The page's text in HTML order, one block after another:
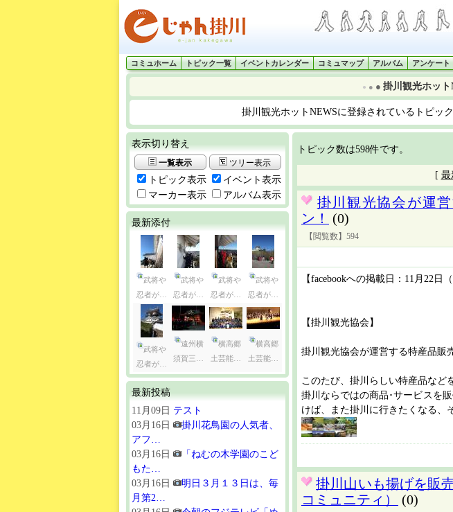
コミュホーム トピック一覧 イベントカレンダー コミュマップ アルバム アンケート
● ● ● 掛川観光ホッ
掛川観光ホットNEWSに登録されているトピック
表示切り替え
一覧表示 ツリー表示
トピック表示
イベント表示
マーカー表示
アルバム表示
最新添付
武将や
忍者が…
武将や
忍者が…
武将や
忍者が…
武将や
忍者が…
武将や
忍者が…
遠州横
須賀三…
横高郷
土芸能…
横高郷
土芸能…
最新投稿
11月09日 テスト
03月16日
掛川花鳥園の人気者、
アフ…
03月16日
「ねむの木学園のこど
もた…
03月16日
明日３月１３日は、毎
月第2…
トピック数は598件です。
[ 最
掛川観光協会が運
ン！
(0)
【閲覧数】594
【facebookへの掲載日：11月22日
【掛川観光協会】
掛川観光協会が運営する特産品販
このたび、掛川らしい特産品など
掛川ならではの商品･サービスを
けば、また掛川に行きたくなる
掛川山いも揚げを販
コミュニティ）
(0)